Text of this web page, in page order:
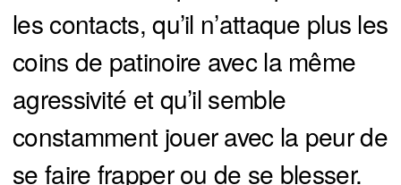
les contacts, qu’il n’attaque plus les
coins de patinoire avec la même
agressivité et qu’il semble
constamment jouer avec la peur de
se faire frapper ou de se blesser.